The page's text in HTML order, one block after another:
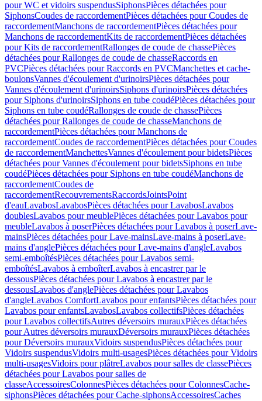
pour WC et vidoirs suspendusSiphonsPièces détachées pour
SiphonsCoudes de raccordementPièces détachées pour Coudes de
raccordementManchons de raccordementPièces détachées pour
Manchons de raccordementKits de raccordementPièces détachées
pour Kits de raccordementRallonges de coude de chassePièces
détachées pour Rallonges de coude de chasseRaccords en
PVCPièces détachées pour Raccords en PVCManchettes et cache-
boulonsVannes d'écoulement d'urinoirsPièces détachées pour
Vannes d'écoulement d'urinoirsSiphons d'urinoirsPièces détachées
pour Siphons d'urinoirsSiphons en tube coudéPièces détachées pour
Siphons en tube coudéRallonges de coude de chassePièces
détachées pour Rallonges de coude de chasseManchons de
raccordementPièces détachées pour Manchons de
raccordementCoudes de raccordementPièces détachées pour Coudes
de raccordementManchettesVannes d'écoulement pour bidetsPièces
détachées pour Vannes d'écoulement pour bidetsSiphons en tube
coudéPièces détachées pour Siphons en tube coudéManchons de
raccordementCoudes de
raccordementRecouvrementsRaccordsJointsPoint
d'eauLavabosLavabosPièces détachées pour LavabosLavabos
doublesLavabos pour meublePièces détachées pour Lavabos pour
meubleLavabos à poserPièces détachées pour Lavabos à poserLave-
mainsPièces détachées pour Lave-mainsLave-mains à poserLave-
mains d'anglePièces détachées pour Lave-mains d'angleLavabos
semi-emboîtésPièces détachées pour Lavabos semi-
emboîtésLavabos à emboîterLavabos à encastrer par le
dessousPièces détachées pour Lavabos à encastrer par le
dessousLavabos d'anglePièces détachées pour Lavabos
d'angleLavabos ComfortLavabos pour enfantsPièces détachées pour
Lavabos pour enfantsLavabosLavabos collectifsPièces détachées
pour Lavabos collectifsAutres déversoirs murauxPièces détachées
pour Autres déversoirs murauxDéversoirs murauxPièces détachées
pour Déversoirs murauxVidoirs suspendusPièces détachées pour
Vidoirs suspendusVidoirs multi-usagesPièces détachées pour Vidoirs
multi-usagesVidoirs pour plâtreLavabos pour salles de classePièces
détachées pour Lavabos pour salles de
classeAccessoiresColonnesPièces détachées pour ColonnesCache-
siphonsPièces détachées pour Cache-siphonsAccessoiresCaches